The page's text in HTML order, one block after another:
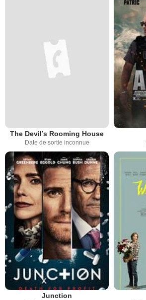
The Devil’s Rooming House
Date de sortie inconnue
Junction